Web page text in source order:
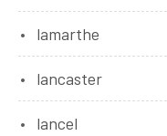
lamarthe
lancaster
lancel